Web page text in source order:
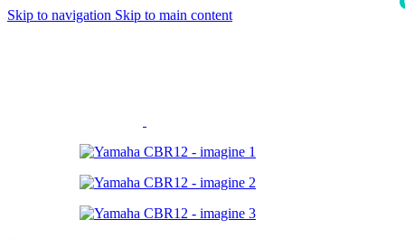
Skip to navigation Skip to main content